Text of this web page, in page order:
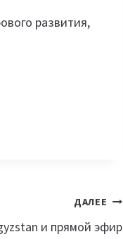
развития,
ДАЛЕЕ
и прямой эфир